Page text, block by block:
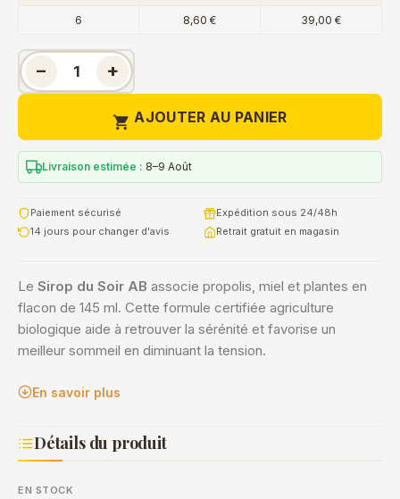
6 8,60 € 39,00 €
− +
 AJOUTER AU PANIER
Livraison estimée : 8–9 Août
Paiement sécurisé
Expédition sous 24/48h
14 jours pour changer d'avis
Retrait gratuit en magasin
Le Sirop du Soir AB associe propolis, miel et plantes en
flacon de 145 ml. Cette formule certifiée agriculture
biologique aide à retrouver la sérénité et favorise un
meilleur sommeil en diminuant la tension.
En savoir plus
Détails du produit
EN STOCK